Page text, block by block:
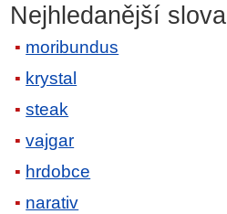
Nejhledanější slova
moribundus
krystal
steak
vajgar
hrdobce
narativ